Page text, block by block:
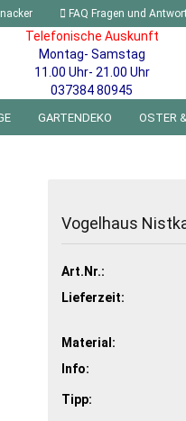
FAQ Fragen und
Telefonische Auskunft
Montag- Samstag
11.00 Uhr- 21.00 Uhr
037384 80945
GARTENDEKO OSTER
Vogelhaus
Art.Nr.:
Lieferzeit:
Material:
Info:
Tipp: